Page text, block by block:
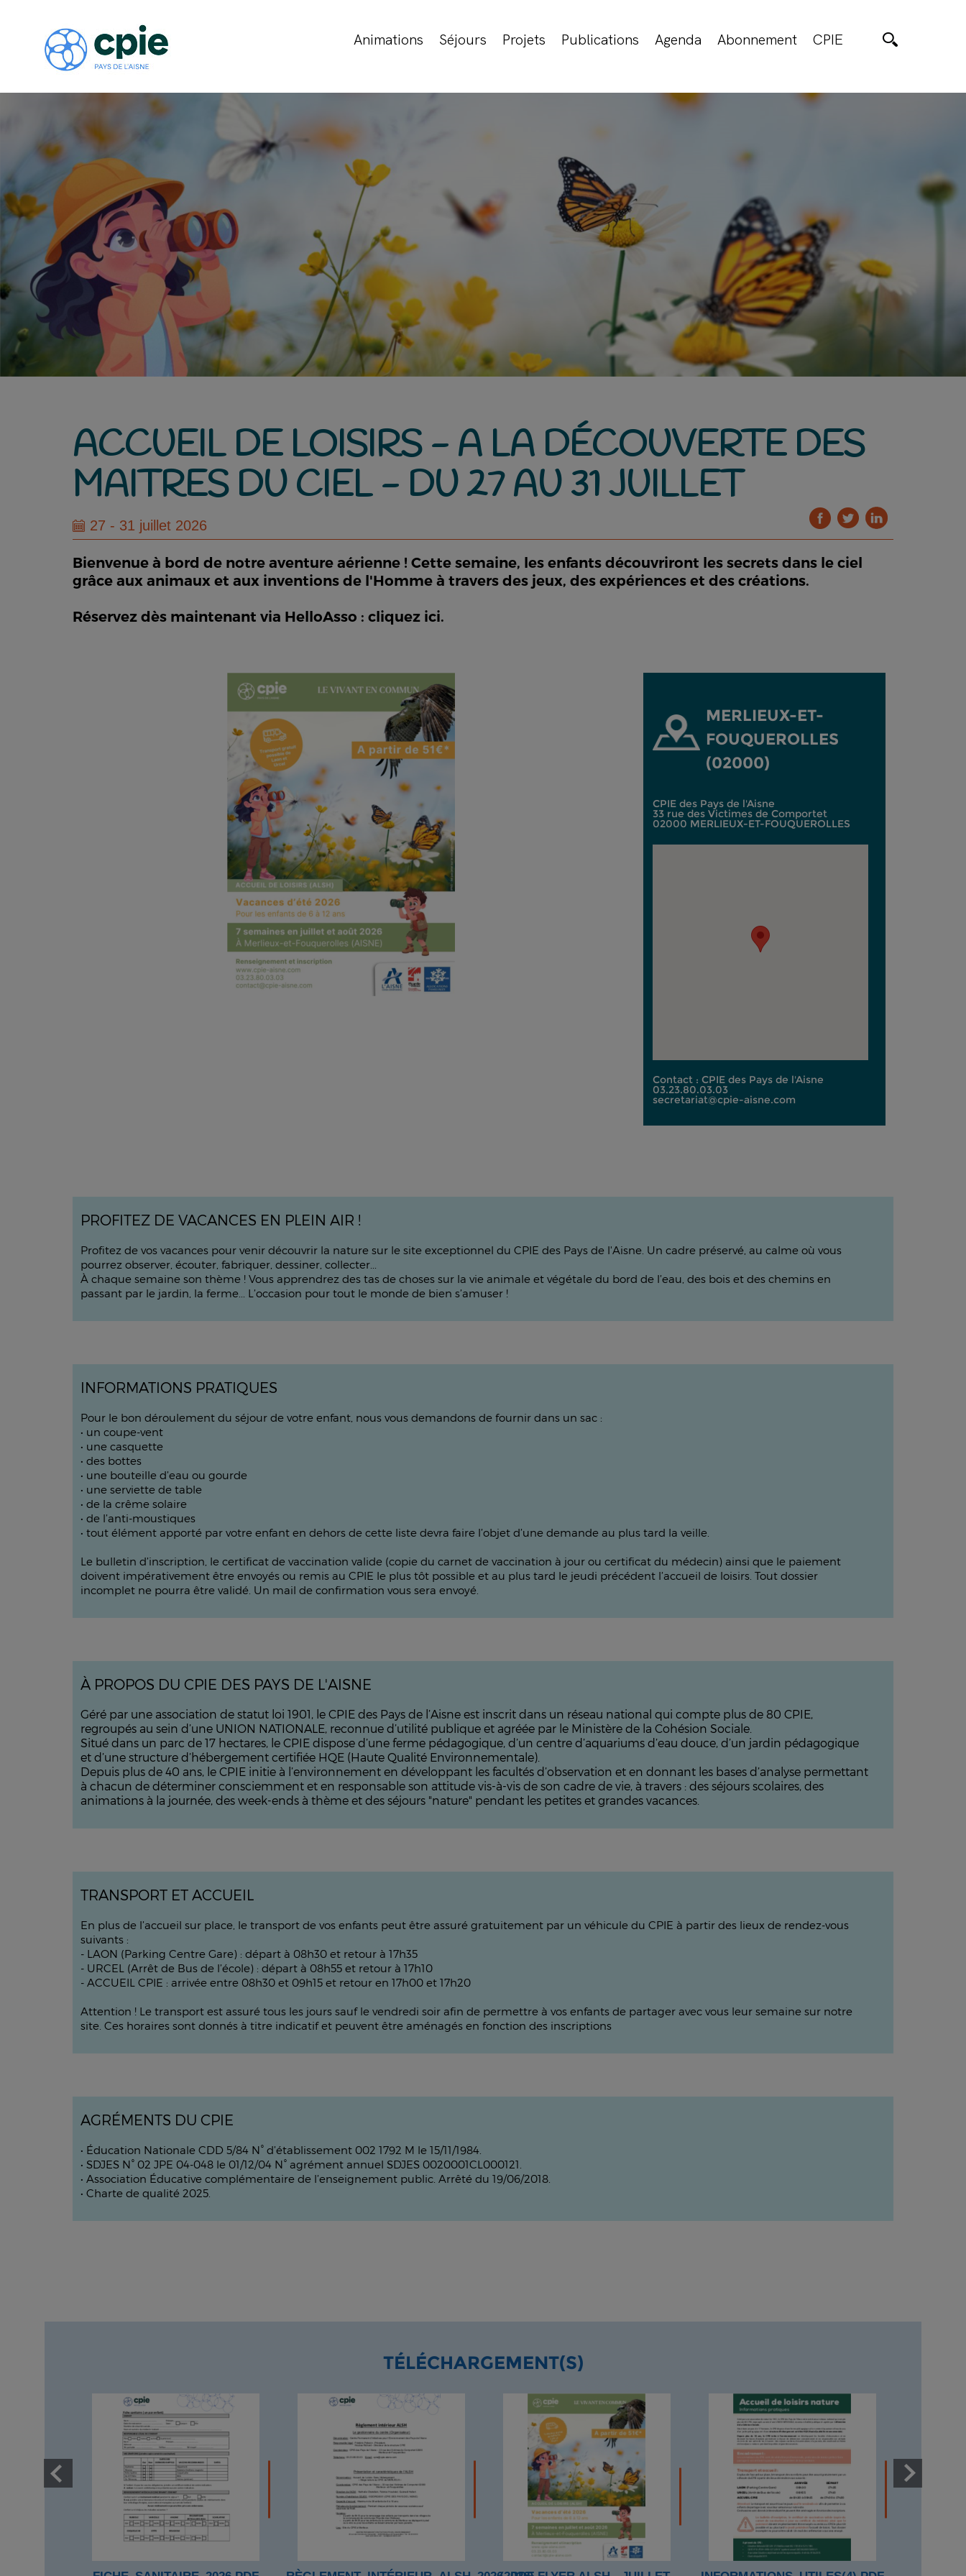
Animations Séjours Projets Publications Agenda Abonnement CPIE
ACCUEIL DE LOISIRS - A LA DÉCOUVERTE DES
MAITRES DU CIEL - DU 27 AU 31 JUILLET
27 - 31 juillet 2026
Bienvenue à bord de notre aventure aérienne ! Cette semaine, les enfants découvriront les secrets dans le ciel
grâce aux animaux et aux inventions de l'Homme à travers des jeux, des expériences et des créations.
Réservez dès maintenant via HelloAsso :cliquez ici.
MERLIEUX-ET-
FOUQUEROLLES
(02000)
CPIE des Pays de l'Aisne
33 rue des Victimes de Comportet
02000 MERLIEUX-ET-FOUQUEROLLES
Contact : CPIE des Pays de l'Aisne
03.23.80.03.03
secretariat@cpie-aisne.com
PROFITEZ DE VACANCES EN PLEIN AIR !
Profitez de vos vacances pour venir découvrir la nature sur le site exceptionnel du CPIE des Pays de l'Aisne. Un cadre préservé, au calme où vous
pourrez observer, écouter, fabriquer, dessiner, collecter...
À chaque semaine son thème ! Vous apprendrez des tas de choses sur la vie animale et végétale du bord de l’eau, des bois et des chemins en
passant par le jardin, la ferme... L’occasion pour tout le monde de bien s’amuser !
INFORMATIONS PRATIQUES
Pour le bon déroulement du séjour de votre enfant, nous vous demandons de fournir dans un sac :
• un coupe-vent
• une casquette
• des bottes
• une bouteille d’eau ou gourde
• une serviette de table
• de la crême solaire
• de l’anti-moustiques
• tout élément apporté par votre enfant en dehors de cette liste devra faire l’objet d’une demande au plus tard la veille.
Le bulletin d’inscription, le certificat de vaccination valide (copie du carnet de vaccination à jour ou certificat du médecin) ainsi que le paiement
doivent impérativement être envoyés ou remis au CPIE le plus tôt possible et au plus tard le jeudi précédent l’accueil de loisirs. Tout dossier
incomplet ne pourra être validé. Un mail de confirmation vous sera envoyé.
À PROPOS DU CPIE DES PAYS DE L'AISNE
Géré par une association de statut loi 1901, le CPIE des Pays de l’Aisne est inscrit dans un réseau national qui compte plus de 80 CPIE,
regroupés au sein d’une UNION NATIONALE, reconnue d’utilité publique et agréée par le Ministère de la Cohésion Sociale.
Situé dans un parc de 17 hectares, le CPIE dispose d’une ferme pédagogique, d’un centre d’aquariums d’eau douce, d’un jardin pédagogique
et d’une structure d’hébergement certifiée HQE (Haute Qualité Environnementale).
Depuis plus de 40 ans, le CPIE initie à l’environnement en développant les facultés d’observation et en donnant les bases d’analyse permettant
à chacun de déterminer consciemment et en responsable son attitude vis-à-vis de son cadre de vie, à travers : des séjours scolaires, des
animations à la journée, des week-ends à thème et des séjours "nature" pendant les petites et grandes vacances.
TRANSPORT ET ACCUEIL
En plus de l’accueil sur place, le transport de vos enfants peut être assuré gratuitement par un véhicule du CPIE à partir des lieux de rendez-vous
suivants :
- LAON (Parking Centre Gare) : départ à 08h30 et retour à 17h35
- URCEL (Arrêt de Bus de l’école) : départ à 08h55 et retour à 17h10
- ACCUEIL CPIE : arrivée entre 08h30 et 09h15 et retour en 17h00 et 17h20
Attention ! Le transport est assuré tous les jours sauf le vendredi soir afin de permettre à vos enfants de partager avec vous leur semaine sur notre
site. Ces horaires sont donnés à titre indicatif et peuvent être aménagés en fonction des inscriptions
AGRÉMENTS DU CPIE
• Éducation Nationale CDD 5/84 N° d’établissement 002 1792 M le 15/11/1984.
• SDJES N° 02 JPE 04-048 le 01/12/04 N° agrément annuel SDJES 0020001CL000121.
• Association Éducative complémentaire de l’enseignement public. Arrêté du 19/06/2018.
• Charte de qualité 2025.
TÉLÉCHARGEMENT(S)